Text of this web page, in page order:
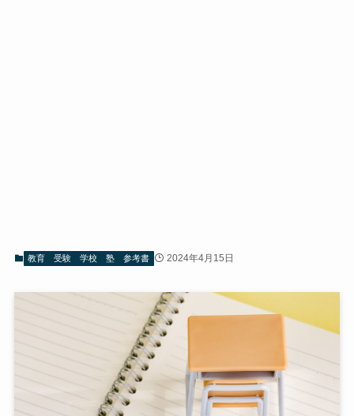
教育 受験 学校 塾 参考書 2024年4月15日